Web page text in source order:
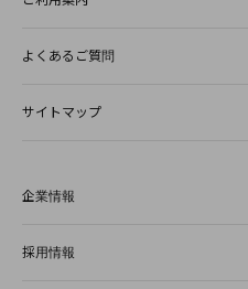
よくあるご質問
サイトマップ
企業情報
採用情報